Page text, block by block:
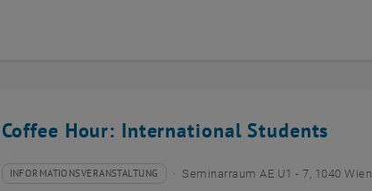
Coffee Hour: International Students
Veranstaltungstyp:
INFORMATIONSVERANSTALTUNG
Veranstaltungsort: Seminarraum AE U1 - 7, 1040 Wien